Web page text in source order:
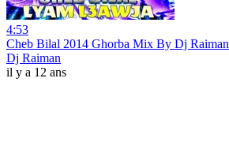
4:53
Cheb Bilal 2014 Ghorba Mix By Dj Raiman
Dj Raiman
il y a 12 ans